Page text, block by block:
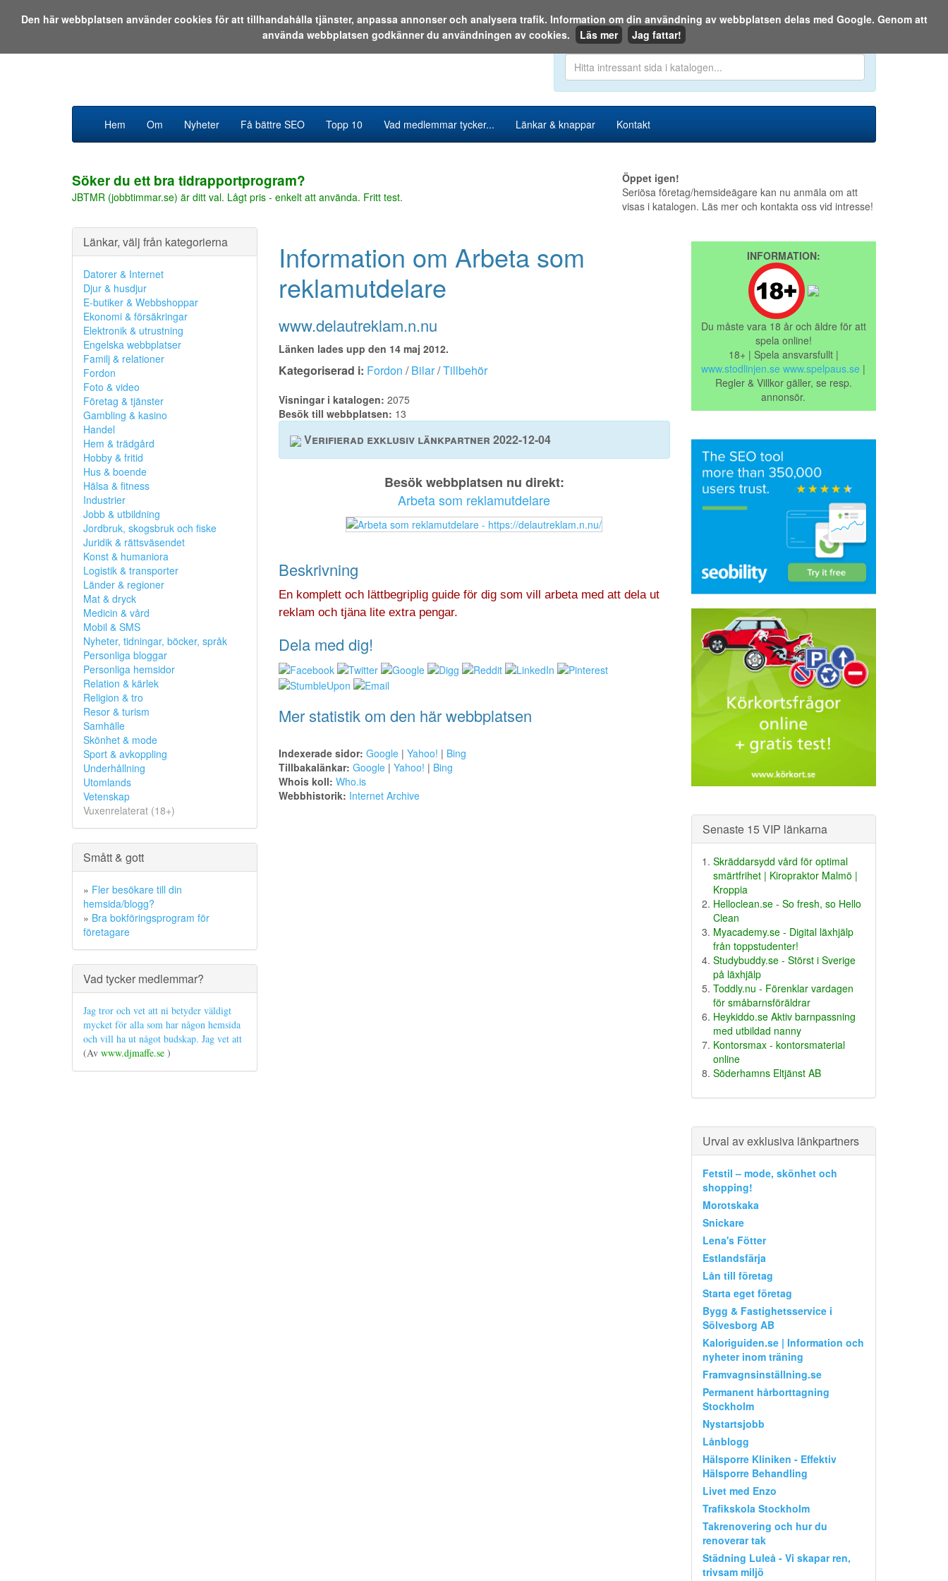
Den 6 augusti 2026
Sök i katalogen eller på webben:
Hem Om Nyheter Få bättre SEO Topp 10 Vad medlemmar tycker... Länkar & knappar Kontakt
Söker du ett bra tidrapportprogram?
JBTMR (jobbtimmar.se) är ditt val. Lågt pris - enkelt att använda. Fritt test.
Öppet igen!
Seriösa företag/hemsideägare kan nu anmäla om att
visas i katalogen. Läs mer och kontakta oss vid intresse!
Länkar, välj från kategorierna
Datorer & Internet
Djur & husdjur
E-butiker & Webbshoppar
Ekonomi & försäkringar
Elektronik & utrustning
Engelska webbplatser
Familj & relationer
Fordon
Foto & video
Företag & tjänster
Gambling & kasino
Handel
Hem & trädgård
Hobby & fritid
Hus & boende
Hälsa & fitness
Industrier
Jobb & utbildning
Jordbruk, skogsbruk och fiske
Juridik & rättsväsendet
Konst & humaniora
Logistik & transporter
Länder & regioner
Mat & dryck
Medicin & vård
Mobil & SMS
Nyheter, tidningar, böcker, språk
Personliga bloggar
Personliga hemsidor
Relation & kärlek
Religion & tro
Resor & turism
Samhälle
Skönhet & mode
Sport & avkoppling
Underhållning
Utomlands
Vetenskap
Vuxenrelaterat (18+)
Smått & gott
» Fler besökare till din
hemsida/blogg?
» Bra bokföringsprogram för
företagare
Vad tycker medlemmar?
Jag tror och vet att ni betyder väldigt
mycket för alla som har någon hemsida
och vill ha ut något budskap. Jag vet att
(Av www.djmaffe.se )
Information om Arbeta som
reklamutdelare
www.delautreklam.n.nu
Länken lades upp den 14 maj 2012.
Kategoriserad i: Fordon /Bilar/Tillbehör
Visningar i katalogen: 2075
Besök till webbplatsen: 13
Verifierad exklusiv länkpartner 2022-12-04
Besök webbplatsen nu direkt:
Arbeta som reklamutdelare
Beskrivning
En komplett och lättbegriplig guide för dig som vill arbeta med att dela ut
reklam och tjäna lite extra pengar.
Dela med dig!
Mer statistik om den här webbplatsen
Indexerade sidor: Google| Yahoo! | Bing
Tillbakalänkar: Google| Yahoo! | Bing
Whois koll: Who.is
Webbhistorik: Internet Archive
INFORMATION:
Du måste vara 18 år och äldre för att
spela online!
18+ | Spela ansvarsfullt |
www.stodlinjen.se www.spelpaus.se |
Regler & Villkor gäller, se resp.
annonsör.
Senaste 15 VIP länkarna
Skräddarsydd vård för optimal
smärtfrihet | Kiropraktor Malmö |
Kroppia
Helloclean.se - So fresh, so Hello
Clean
Myacademy.se - Digital läxhjälp
från toppstudenter!
Studybuddy.se - Störst i Sverige
på läxhjälp
Toddly.nu - Förenklar vardagen
för småbarnsföräldrar
Heykiddo.se Aktiv barnpassning
med utbildad nanny
Kontorsmax - kontorsmaterial
online
Söderhamns Eltjänst AB
Urval av exklusiva länkpartners
Fetstil – mode, skönhet och
shopping!
Morotskaka
Snickare
Lena's Fötter
Estlandsfärja
Lån till företag
Starta eget företag
Bygg & Fastighetsservice i
Sölvesborg AB
Kaloriguiden.se | Information och
nyheter inom träning
Framvagnsinställning.se
Permanent hårborttagning
Stockholm
Nystartsjobb
Lånblogg
Hälsporre Kliniken - Effektiv
Hälsporre Behandling
Livet med Enzo
Trafikskola Stockholm
Takrenovering och hur du
renoverar tak
Städning Luleå - Vi skapar ren,
trivsam miljö
Den här webbplatsen använder cookies för att tillhandahålla tjänster, anpassa annonser och analysera trafik. Information om din användning av webbplatsen delas med Google. Genom att
använda webbplatsen godkänner du användningen av cookies.
Läs mer Jag fattar!